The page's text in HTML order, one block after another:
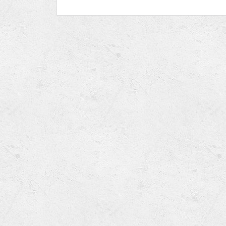
Club finder
Kumrovec.